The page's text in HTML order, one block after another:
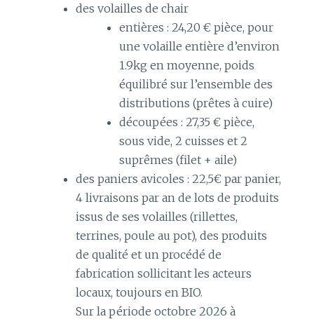
des volailles de chair
entières : 24,20 € pièce, pour
une volaille entière d’environ
1.9kg en moyenne, poids
équilibré sur l’ensemble des
distributions (prêtes à cuire)
découpées : 27,35 € pièce,
sous vide, 2 cuisses et 2
suprêmes (filet + aile)
des paniers avicoles : 22,5€ par panier,
4 livraisons par an de lots de produits
issus de ses volailles (rillettes,
terrines, poule au pot), des produits
de qualité et un procédé de
fabrication sollicitant les acteurs
locaux, toujours en BIO.
Sur la période octobre 2026 à